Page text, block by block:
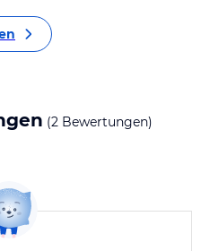
(2 Bewertungen)